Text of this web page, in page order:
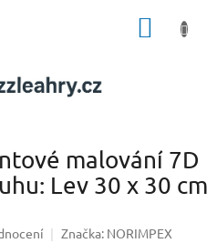
malování 7D
Lev 30 x 30 cm
Značka: NORIMPEX